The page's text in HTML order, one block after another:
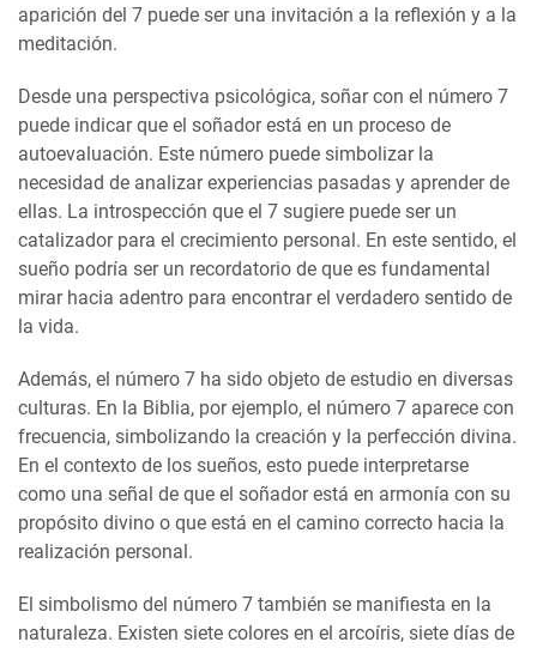
aparición del 7 puede ser una invitación a la reflexión y a la
meditación.
Desde una perspectiva psicológica, soñar con el número 7
puede indicar que el soñador está en un proceso de
autoevaluación. Este número puede simbolizar la
necesidad de analizar experiencias pasadas y aprender de
ellas. La introspección que el 7 sugiere puede ser un
catalizador para el crecimiento personal. En este sentido, el
sueño podría ser un recordatorio de que es fundamental
mirar hacia adentro para encontrar el verdadero sentido de
la vida.
Además, el número 7 ha sido objeto de estudio en diversas
culturas. En la Biblia, por ejemplo, el número 7 aparece con
frecuencia, simbolizando la creación y la perfección divina.
En el contexto de los sueños, esto puede interpretarse
como una señal de que el soñador está en armonía con su
propósito divino o que está en el camino correcto hacia la
realización personal.
El simbolismo del número 7 también se manifiesta en la
naturaleza. Existen siete colores en el arcoíris, siete días de